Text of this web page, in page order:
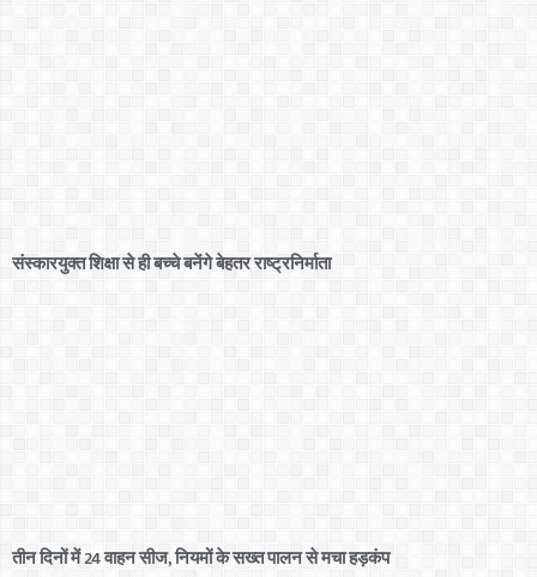
संस्कारयुक्त शिक्षा से ही बच्चे बनेंगे बेहतर राष्ट्रनिर्माता
तीन दिनों में 24 वाहन सीज, नियमों के सख्त पालन से मचा हड़कंप